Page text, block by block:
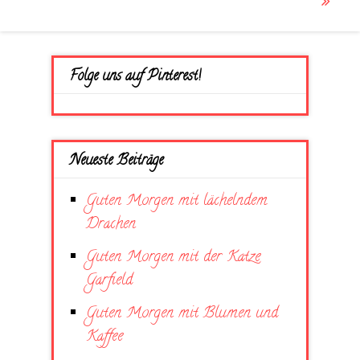
Folge uns auf Pinterest!
Neueste Beiträge
Guten Morgen mit lächelndem
Drachen
Guten Morgen mit der Katze
Garfield
Guten Morgen mit Blumen und
Kaffee